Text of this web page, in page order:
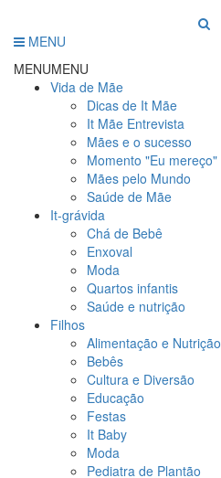
MENU
MENUMENU
Vida de Mãe
Dicas de It Mãe
It Mãe Entrevista
Mães e o sucesso
Momento "Eu mereço"
Mães pelo Mundo
Saúde de Mãe
It-grávida
Chá de Bebê
Enxoval
Moda
Quartos infantis
Saúde e nutrição
Filhos
Alimentação e Nutrição
Bebês
Cultura e Diversão
Educação
Festas
It Baby
Moda
Pediatra de Plantão